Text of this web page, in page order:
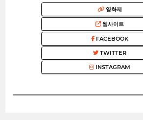
영화제
웹사이트
FACEBOOK
TWITTER
INSTAGRAM